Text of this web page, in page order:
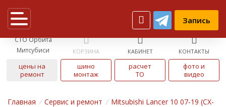
Запись
СТО Орбита
Митсубиси
КОРЗИНА КАБИНЕТ КОНТАКТЫ
цены на
ремонт
шино
монтаж
расчет
ТО
фото и
видео
Главная / Cервис и ремонт / Mitsubishi Lancer 10 07-19 (CX-